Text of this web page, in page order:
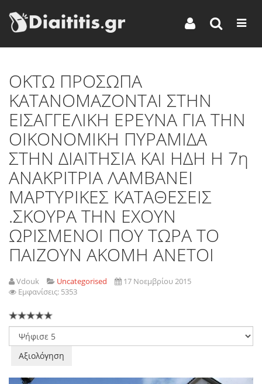
OΚΤΩ ΠΡΟΣΩΠΑ
ΚΑΤΑΝΟΜΑΖΟΝΤΑΙ ΣΤΗΝ
ΕΙΣΑΓΓΕΛΙΚΗ ΕΡΕΥΝΑ ΓΙΑ ΤΗΝ
ΟΙΚΟΝΟΜΙΚΗ ΠΥΡΑΜΙΔΑ
ΣΤΗΝ ΔΙΑΙΤΗΣΙΑ ΚΑΙ ΗΔΗ Η 7η
ΑΝΑΚΡΙΤΡΙΑ ΛΑΜΒΑΝΕΙ
ΜΑΡΤΥΡΙΚΕΣ ΚΑΤΑΘΕΣΕΙΣ
.ΣΚΟΥΡΑ ΤΗΝ ΕΧΟΥΝ
ΩΡΙΣΜΕΝΟΙ ΠΟΥ ΤΩΡΑ ΤΟ
ΠΑΙΖΟΥΝ ΑΚΟΜΗ ΑΝΕΤΟΙ
Vdouk Uncategorised
17 Νοεμβρίου 2015
Εμφανίσεις: 5353
Παρακαλώ
αξιολογήστε